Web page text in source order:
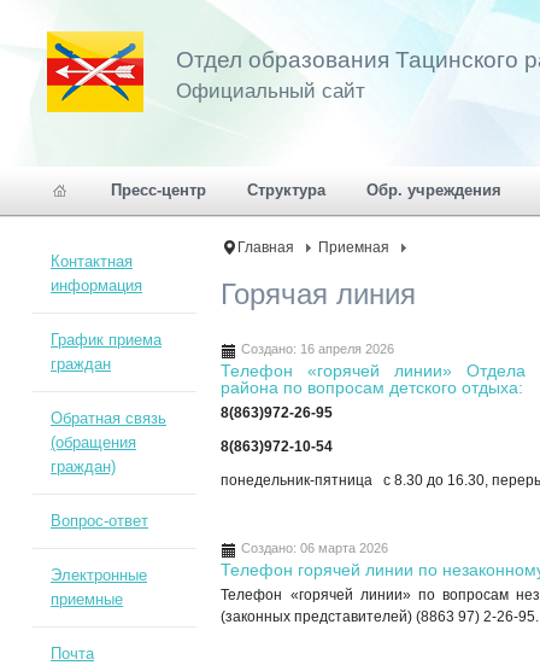
Отдел образования Тацинского
Официальный сайт
Пресс-центр Структура Обр. учреждения
Главная Приемная
Горячая линия
Создано: 16 апреля 2026
Телефон «горячей линии» Отдела
района по вопросам детского отдыха:
8(863)972-26-95
8(863)972-10-54
понедельник-пятница с 8.30 до 16.30,
Создано: 06 марта 2026
Телефон горячей линии по
Телефон «горячей линии» по вопросам
(законных представителей) (8863 97) 2-26-95.
Контактная
информация
График приема
граждан
Обратная связь
(обращения
граждан)
Вопрос-ответ
Электронные
приемные
Почта